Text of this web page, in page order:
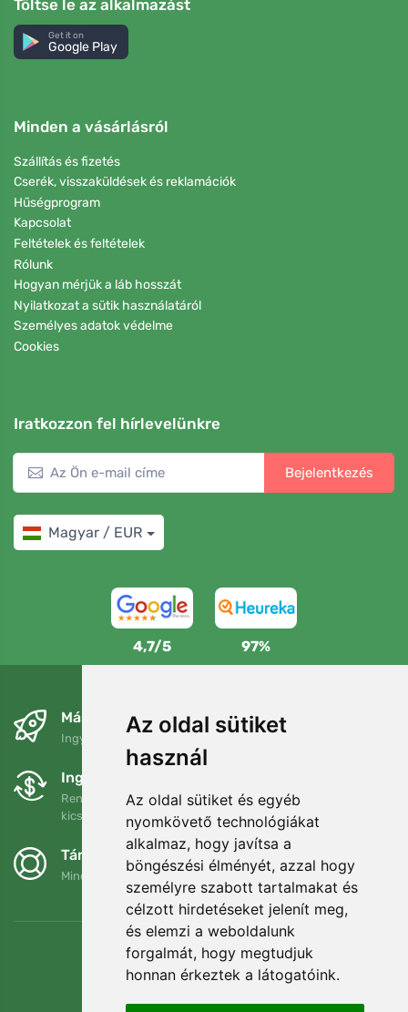
Az oldal sütiket
használ
Az oldal sütiket és egyéb
nyomkövető technológiákat
alkalmaz, hogy javítsa a
böngészési élményét, azzal hogy
személyre szabott tartalmakat és
célzott hirdetéseket jelenít meg,
és elemzi a weboldalunk
forgalmát, hogy megtudjuk
honnan érkeztek a látogatóink.
Töltse le az alkalmazást
Get it on
Google Play
Minden a vásárlásról
Szállítás és fizetés
Cserék, visszaküldések és reklamációk
Hűségprogram
Kapcsolat
Feltételek és feltételek
Rólunk
Hogyan mérjük a láb hosszát
Nyilatkozat a sütik használatáról
Személyes adatok védelme
Cookies
Iratkozzon fel hírlevelünkre
Bejelentkezés
Magyar / EUR
4,7/5 97%
Másnapra és ingyenesen
Ingyenes szállítás a következő összeg felett: 80 EUR
Ingyenes csere és visszaküldés
Rendelését 90 napon belül bármikor visszaküldheti vagy
kicserélheti.
Támogatjuk a Trees.org-ot
Minden megrendelésért ültetünk egy fát! BővebbenRólunk